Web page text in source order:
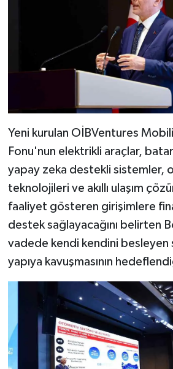
Yeni kurulan OİBVentures
Fonu'nun elektrikli araçlar,
yapay zeka destekli sistemler,
teknolojileri ve akıllı ulaşım
faaliyet gösteren girişimlere
destek sağlayacağını belirten
vadede kendi kendini besleyen
yapıya kavuşmasının